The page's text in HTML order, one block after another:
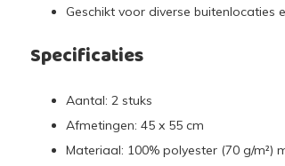
Geschikt voor diverse buitenlocaties
Specificaties
Aantal: 2 stuks
Afmetingen: 45 x 55 cm
Materiaal: 100% polyester (70 g/